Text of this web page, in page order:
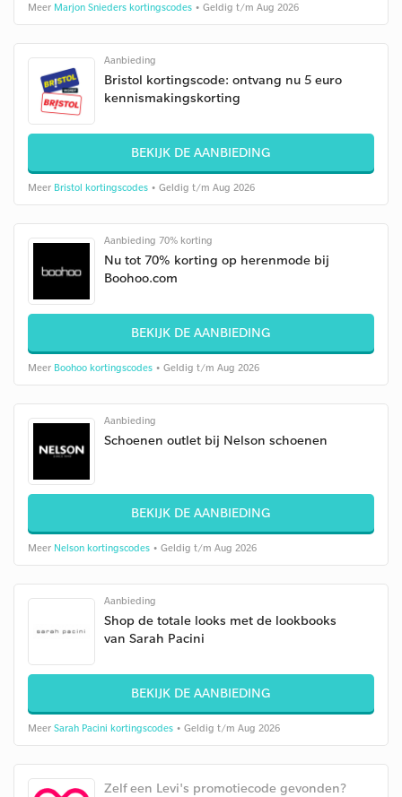
Meer Marjon Snieders kortingscodes • Geldig t/m Aug 2026
Aanbieding
Bristol kortingscode: ontvang nu 5 euro
kennismakingskorting
BEKIJK DE AANBIEDING
Meer Bristol kortingscodes • Geldig t/m Aug 2026
Aanbieding 70% korting
Nu tot 70% korting op herenmode bij
Boohoo.com
BEKIJK DE AANBIEDING
Meer Boohoo kortingscodes • Geldig t/m Aug 2026
Aanbieding
Schoenen outlet bij Nelson schoenen
BEKIJK DE AANBIEDING
Meer Nelson kortingscodes • Geldig t/m Aug 2026
Aanbieding
Shop de totale looks met de lookbooks
van Sarah Pacini
BEKIJK DE AANBIEDING
Meer Sarah Pacini kortingscodes • Geldig t/m Aug 2026
Zelf een Levi's promotiecode gevonden?